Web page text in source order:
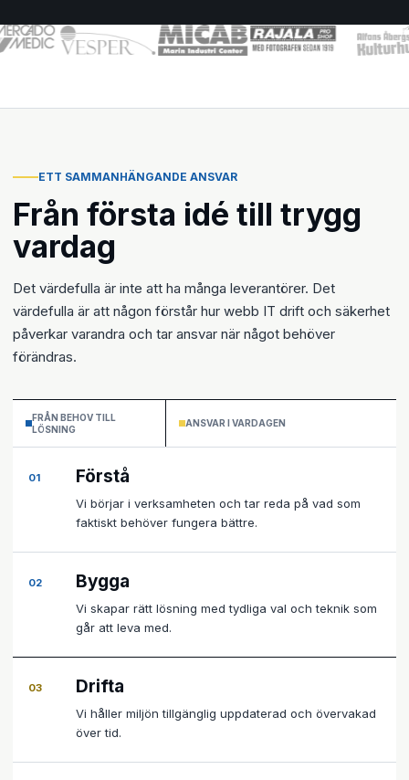
ETT SAMMANHÄNGANDE ANSVAR
Från första idé till trygg
vardag
Det värdefulla är inte att ha många leverantörer. Det
värdefulla är att någon förstår hur webb IT drift och säkerhet
påverkar varandra och tar ansvar när något behöver
förändras.
FRÅN BEHOV TILL
LÖSNING
ANSVAR I VARDAGEN
01 Förstå
Vi börjar i verksamheten och tar reda på vad som
faktiskt behöver fungera bättre.
02 Bygga
Vi skapar rätt lösning med tydliga val och teknik som
går att leva med.
03 Drifta
Vi håller miljön tillgänglig uppdaterad och övervakad
över tid.